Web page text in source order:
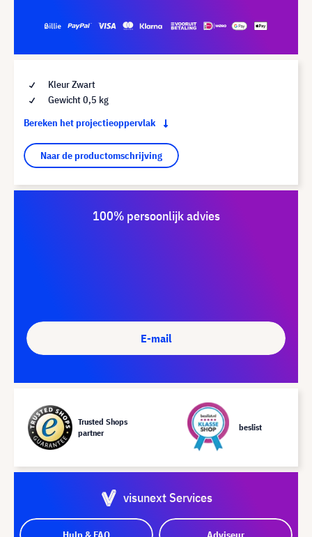
Kleur Zwart
Gewicht 0,5 kg
Bereken het projectieoppervlak
Naar de productomschrijving
100% persoonlijk advies
E-mail
Trusted Shops
partner
beslist
visunext Services